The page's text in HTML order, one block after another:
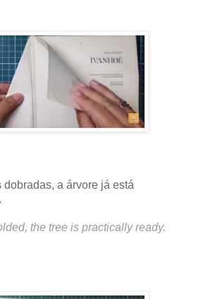
a árvore já está
the tree is practically ready.